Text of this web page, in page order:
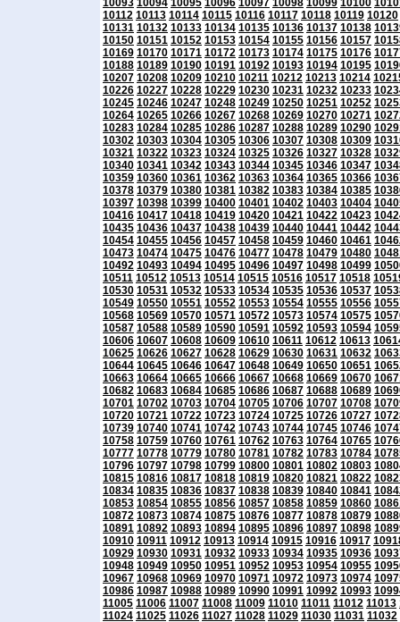
10093 10094 10095 10096 10097 10098 10099 10100
10112 10113 10114 10115 10116 10117 10118 10119 10120
10131 10132 10133 10134 10135 10136 10137 10138
10150 10151 10152 10153 10154 10155 10156 10157
10169 10170 10171 10172 10173 10174 10175 10176
10188 10189 10190 10191 10192 10193 10194 10195
10207 10208 10209 10210 10211 10212 10213 10214
10226 10227 10228 10229 10230 10231 10232 10233
10245 10246 10247 10248 10249 10250 10251 10252
10264 10265 10266 10267 10268 10269 10270 10271
10283 10284 10285 10286 10287 10288 10289 10290
10302 10303 10304 10305 10306 10307 10308 10309
10321 10322 10323 10324 10325 10326 10327 10328
10340 10341 10342 10343 10344 10345 10346 10347
10359 10360 10361 10362 10363 10364 10365 10366
10378 10379 10380 10381 10382 10383 10384 10385
10397 10398 10399 10400 10401 10402 10403 10404
10416 10417 10418 10419 10420 10421 10422 10423
10435 10436 10437 10438 10439 10440 10441 10442
10454 10455 10456 10457 10458 10459 10460 10461
10473 10474 10475 10476 10477 10478 10479 10480
10492 10493 10494 10495 10496 10497 10498 10499
10511 10512 10513 10514 10515 10516 10517 10518
10530 10531 10532 10533 10534 10535 10536 10537
10549 10550 10551 10552 10553 10554 10555 10556
10568 10569 10570 10571 10572 10573 10574 10575
10587 10588 10589 10590 10591 10592 10593 10594
10606 10607 10608 10609 10610 10611 10612 10613
10625 10626 10627 10628 10629 10630 10631 10632
10644 10645 10646 10647 10648 10649 10650 10651
10663 10664 10665 10666 10667 10668 10669 10670
10682 10683 10684 10685 10686 10687 10688 10689
10701 10702 10703 10704 10705 10706 10707 10708
10720 10721 10722 10723 10724 10725 10726 10727
10739 10740 10741 10742 10743 10744 10745 10746
10758 10759 10760 10761 10762 10763 10764 10765
10777 10778 10779 10780 10781 10782 10783 10784
10796 10797 10798 10799 10800 10801 10802 10803
10815 10816 10817 10818 10819 10820 10821 10822
10834 10835 10836 10837 10838 10839 10840 10841
10853 10854 10855 10856 10857 10858 10859 10860
10872 10873 10874 10875 10876 10877 10878 10879
10891 10892 10893 10894 10895 10896 10897 10898
10910 10911 10912 10913 10914 10915 10916 10917
10929 10930 10931 10932 10933 10934 10935 10936
10948 10949 10950 10951 10952 10953 10954 10955
10967 10968 10969 10970 10971 10972 10973 10974
10986 10987 10988 10989 10990 10991 10992 10993
11005 11006 11007 11008 11009 11010 11011 11012 11013
11024 11025 11026 11027 11028 11029 11030 11031 11032